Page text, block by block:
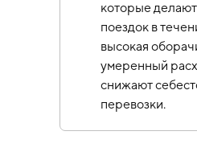
которые
поездок в
высокая
умеренный
снижают
перевозки.